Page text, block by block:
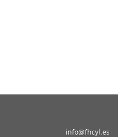
info@fhcyl.es